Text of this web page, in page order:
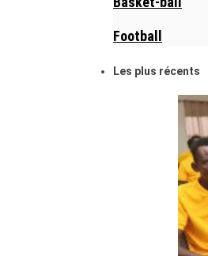
Football
Les plus récents